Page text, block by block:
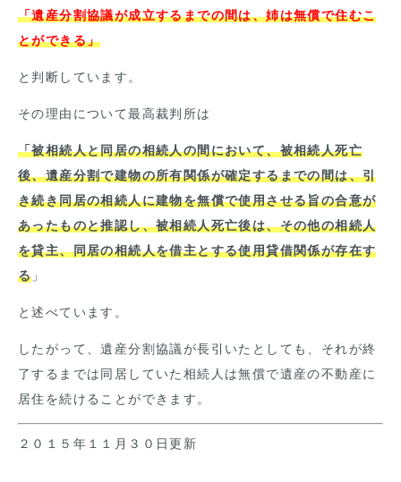
「遺産分割協議が成立するまでの間は、姉は無償で住むこ
とができる」
と判断しています。
その理由について最高裁判所は
「被相続人と同居の相続人の間において、被相続人死亡
後、遺産分割で建物の所有関係が確定するまでの間は、引
き続き同居の相続人に建物を無償で使用させる旨の合意が
あったものと推認し、被相続人死亡後は、その他の相続人
を貸主、同居の相続人を借主とする使用貸借関係が存在す
る 」
と述べています。
したがって、遺産分割協議が長引いたとしても、それが終
了するまでは同居していた相続人は無償で遺産の不動産に
居住を続けることができます。
２０１５年１１月３０日更新